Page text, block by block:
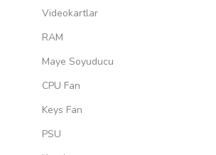
Videokartlar
RAM
Maye Soyuducu
CPU Fan
Keys Fan
PSU